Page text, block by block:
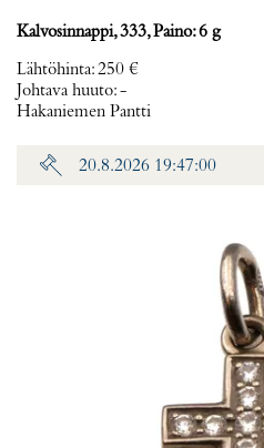
Kalvosinnappi, 333, Paino: 6 g
Lähtöhinta:250 €
Johtava huuto:-
Hakaniemen Pantti
20.8.2026 19:47:00